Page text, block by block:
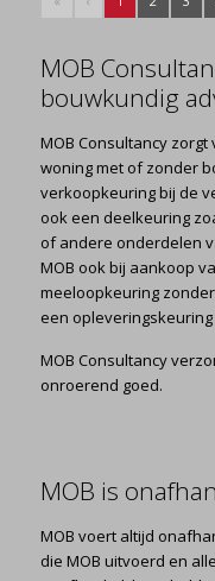
MOB
bouwkundig
MOB Consultancy
woning met of zonder
verkoopkeuring bij de
ook een deelkeuring
of andere onderdelen
MOB ook bij aankoop
meeloopkeuring
een
MOB Consultancy
onroerend goed.
MOB is
MOB voert altijd
die MOB uitvoerd en